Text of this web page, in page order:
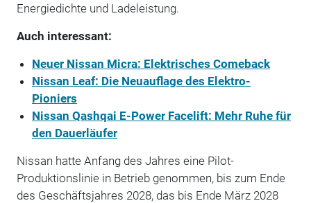
Energiedichte und Ladeleistung.
Auch interessant:
Neuer Nissan Micra: Elektrisches Comeback
Nissan Leaf: Die Neuauflage des Elektro-
Pioniers
Nissan Qashqai E-Power Facelift: Mehr Ruhe für
den Dauerläufer
Nissan hatte Anfang des Jahres eine Pilot-
Produktionslinie in Betrieb genommen, bis zum Ende
des Geschäftsjahres 2028, das bis Ende März 2028